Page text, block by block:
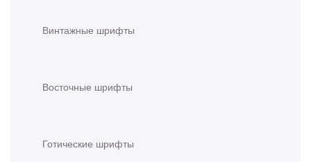
Винтажные шрифты
Восточные шрифты
Готические шрифты